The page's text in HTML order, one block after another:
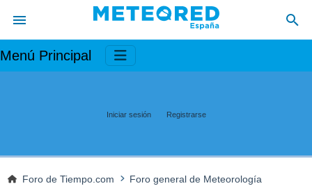
Menú Principal
Iniciar sesión Registrarse
Foro de Tiempo.com
Foro general de Meteorología